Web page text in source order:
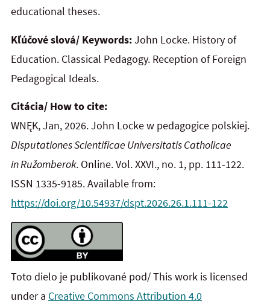
educational theses.
Kľúčové slová/ Keywords:John Locke. History of
Education. Classical Pedagogy. Reception of Foreign
Pedagogical Ideals.
Citácia/ How to cite:
WNĘK, Jan, 2026. John Locke w pedagogice polskiej.
Disputationes Scientificae Universitatis Catholicae
inRužomberok. Online. Vol. XXVI., no. 1, pp. 111-122.
ISSN 1335-9185. Available from:
https://doi.org/10.54937/dspt.2026.26.1.111-122
Toto dielo je publikované pod/ This work is licensed
under a Creative Commons Attribution 4.0